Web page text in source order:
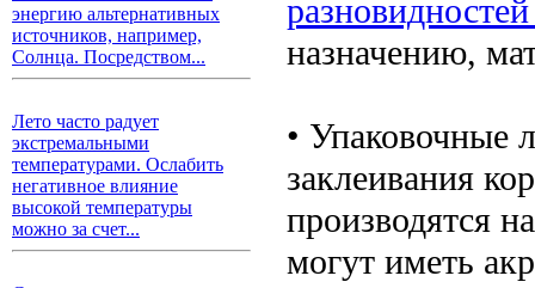
энергию альтернативных
источников, например,
Солнца. Посредством...
Лето часто радует
экстремальными
температурами. Ослабить
негативное влияние
высокой температуры
можно за счет...
назначению,
• Упаковочные
заклеивания
производятся
могут иметь